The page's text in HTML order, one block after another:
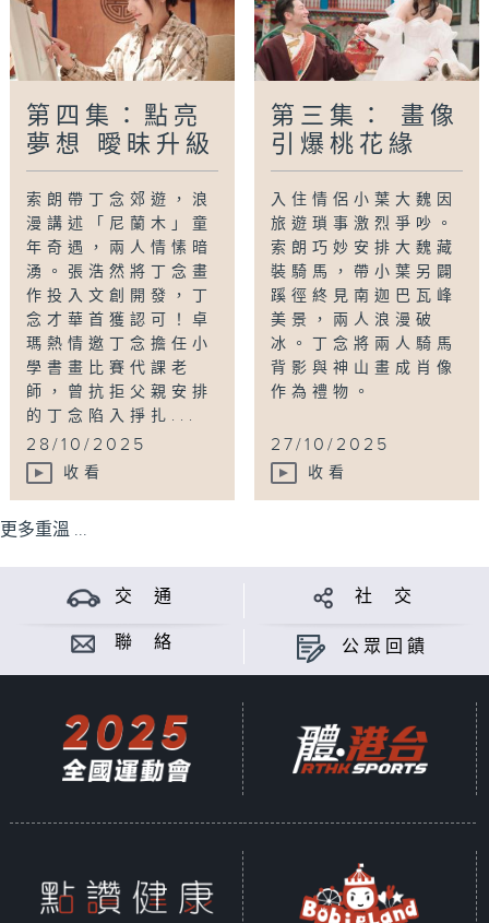
第四集：點亮
夢想 曖昧升級
索朗帶丁念郊遊，浪
漫講述「尼蘭木」童
年奇遇，兩人情愫暗
湧。張浩然將丁念畫
作投入文創開發，丁
念才華首獲認可！卓
瑪熱情邀丁念擔任小
學書畫比賽代課老
師，曾抗拒父親安排
的丁念陷入掙扎...
28/10/2025
收看
第三集： 畫像
引爆桃花緣
入住情侶小葉大魏因
旅遊瑣事激烈爭吵。
索朗巧妙安排大魏藏
裝騎馬，帶小葉另闢
蹊徑終見南迦巴瓦峰
美景，兩人浪漫破
冰。丁念將兩人騎馬
背影與神山畫成肖像
作為禮物。
27/10/2025
收看
更多重溫 ...
交 通 社 交
聯 絡 公眾回饋